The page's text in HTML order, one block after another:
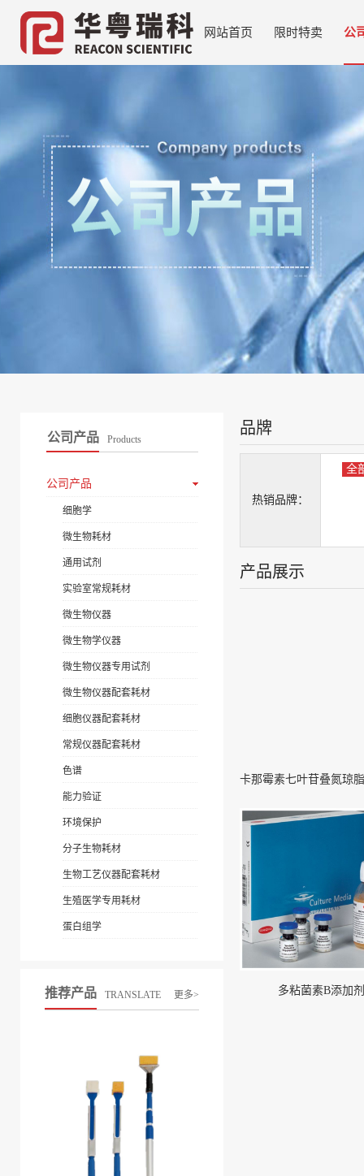
网站首页 限时特卖 公
公司产品 Products
公司产品
细胞学
微生物耗材
通用试剂
实验室常规耗材
微生物仪器
微生物学仪器
微生物仪器专用试剂
微生物仪器配套耗材
细胞仪器配套耗材
常规仪器配套耗材
色谱
能力验证
环境保护
分子生物耗材
生物工艺仪器配套耗材
生殖医学专用耗材
蛋白组学
推荐产品 TRANSLATE 更多>
品牌
热销品牌：
全
产品展示
多粘菌素B添加剂